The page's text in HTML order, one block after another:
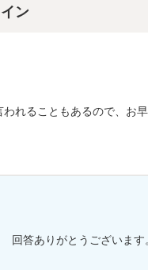
ン
れることもあるので、お
回答ありがとうございます